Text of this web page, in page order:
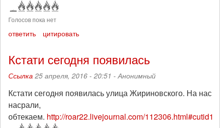
Голосов пока нет
ответить цитировать
Кстати сегодня появилась
Ссылка 25 апреля, 2016 - 20:51 -Анонимный
Кстати сегодня появилась улица Жириновского. На нас
насрали,
обтекаем. http://roar22.livejournal.com/112306.html#cutid1